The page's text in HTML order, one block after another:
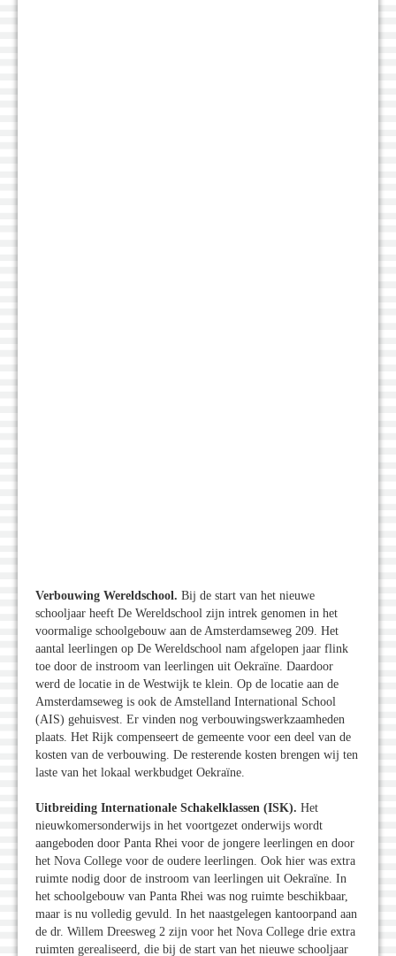
Verbouwing Wereldschool. Bij de start van het nieuwe
schooljaar heeft De Wereldschool zijn intrek genomen in het
voormalige schoolgebouw aan de Amsterdamseweg 209. Het
aantal leerlingen op De Wereldschool nam afgelopen jaar flink
toe door de instroom van leerlingen uit Oekraïne. Daardoor
werd de locatie in de Westwijk te klein. Op de locatie aan de
Amsterdamseweg is ook de Amstelland International School
(AIS) gehuisvest. Er vinden nog verbouwingswerkzaamheden
plaats. Het Rijk compenseert de gemeente voor een deel van de
kosten van de verbouwing. De resterende kosten brengen wij ten
laste van het lokaal werkbudget Oekraïne.
Uitbreiding Internationale Schakelklassen (ISK). Het
nieuwkomersonderwijs in het voortgezet onderwijs wordt
aangeboden door Panta Rhei voor de jongere leerlingen en door
het Nova College voor de oudere leerlingen. Ook hier was extra
ruimte nodig door de instroom van leerlingen uit Oekraïne. In
het schoolgebouw van Panta Rhei was nog ruimte beschikbaar,
maar is nu volledig gevuld. In het naastgelegen kantoorpand aan
de dr. Willem Dreesweg 2 zijn voor het Nova College drie extra
ruimten gerealiseerd, die bij de start van het nieuwe schooljaar